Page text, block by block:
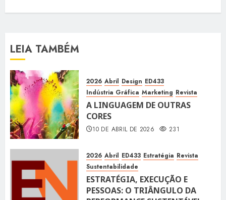
LEIA TAMBÉM
2026 Abril Design ED433
Indústria Gráfica Marketing Revista
A LINGUAGEM DE OUTRAS
CORES
10 DE ABRIL DE 2026 231
2026 Abril ED433 Estratégia Revista
Sustentabilidade
ESTRATÉGIA, EXECUÇÃO E
PESSOAS: O TRIÂNGULO DA